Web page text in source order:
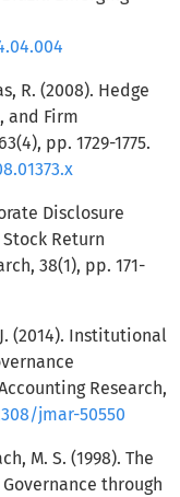
R. (2008). Hedge
and Firm
pp. 1729-1775.
Disclosure
Return
38(1), pp. 171-
(2014). Institutional
Research,
jmar-50550
M. S. (1998). The
through